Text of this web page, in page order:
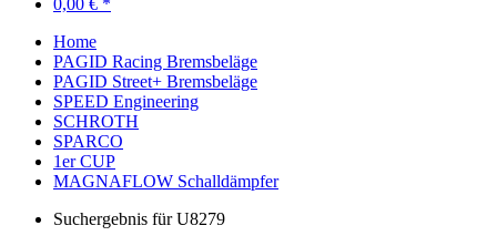
0,00 € *
Home
PAGID Racing Bremsbeläge
PAGID Street+ Bremsbeläge
SPEED Engineering
SCHROTH
SPARCO
1er CUP
MAGNAFLOW Schalldämpfer
Suchergebnis für U8279